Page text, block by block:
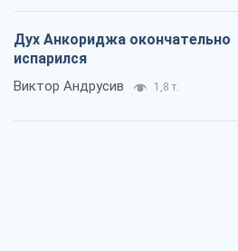
Дух Анкориджа окончательно
испарился
Виктор Андрусив 1,8 т.